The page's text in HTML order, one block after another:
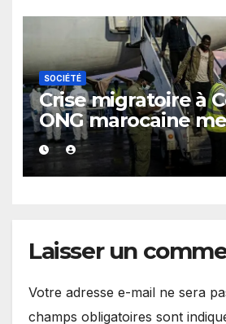
SOCIÉTÉ
Crise migratoire à
ONG marocaine
les responsabilités
et de Madrid
Laisser un
Votre adresse e-mail ne sera
champs obligatoires sont